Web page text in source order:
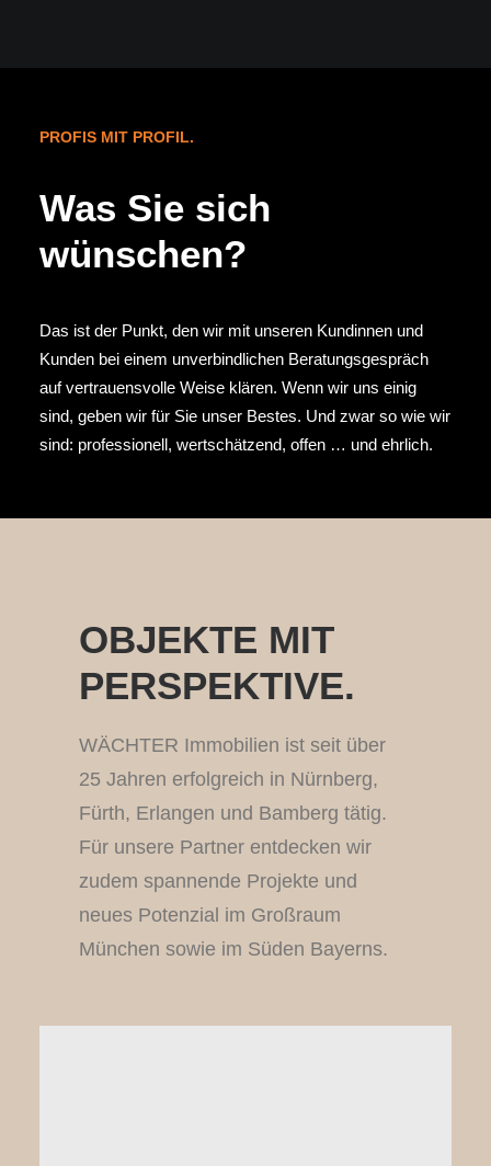
PROFIS MIT PROFIL.
Was Sie sich
wünschen?
Das ist der Punkt, den wir mit unseren Kundinnen und
Kunden bei einem unverbindlichen Beratungsgespräch
auf vertrauensvolle Weise klären. Wenn wir uns einig
sind, geben wir für Sie unser Bestes. Und zwar so wie wir
sind: professionell, wertschätzend, offen … und ehrlich.
OBJEKTE MIT
PERSPEKTIVE.
WÄCHTER Immobilien ist seit über
25 Jahren erfolgreich in Nürnberg,
Fürth, Erlangen und Bamberg tätig.
Für unsere Partner entdecken wir
zudem spannende Projekte und
neues Potenzial im Großraum
München sowie im Süden Bayerns.